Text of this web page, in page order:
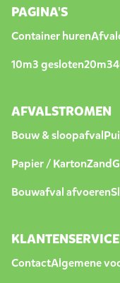
PAGINA'S
Container huren
10m3 gesloten20m3
AFVALSTROMEN
Bouw & sloopafval
Papier / KartonZand
Bouwafval afvoeren
KLANTENSERVICE
ContactAlgemene